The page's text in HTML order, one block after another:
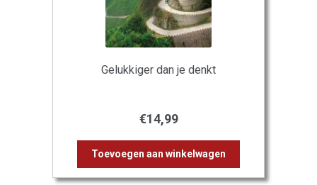
Gelukkiger dan je denkt
€14,99
Toevoegen aan winkelwagen